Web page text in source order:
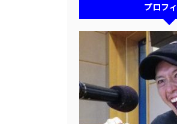
プロフ